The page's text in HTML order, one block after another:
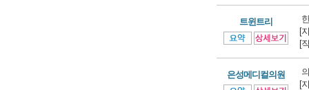
트윈트리
[
[
은성메디컬의원
[